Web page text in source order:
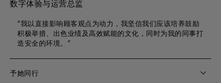
数字体验与运营总监
“我以直接影响顾客观点为动力，我坚信我们应该培养鼓励
积极举措、出色业绩及高效赋能的文化，同时为我的同事打
造安全的环境。”
予她同行